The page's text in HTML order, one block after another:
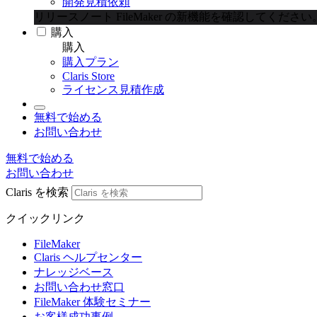
リリースノート
FileMaker の新機能を確認してください。
購入
購入
購入プラン
Claris Store
ライセンス見積作成
無料で始める
お問い合わせ
無料で始める
お問い合わせ
Claris を検索
クイックリンク
FileMaker
Claris ヘルプセンター
ナレッジベース
お問い合わせ窓口
FileMaker 体験セミナー